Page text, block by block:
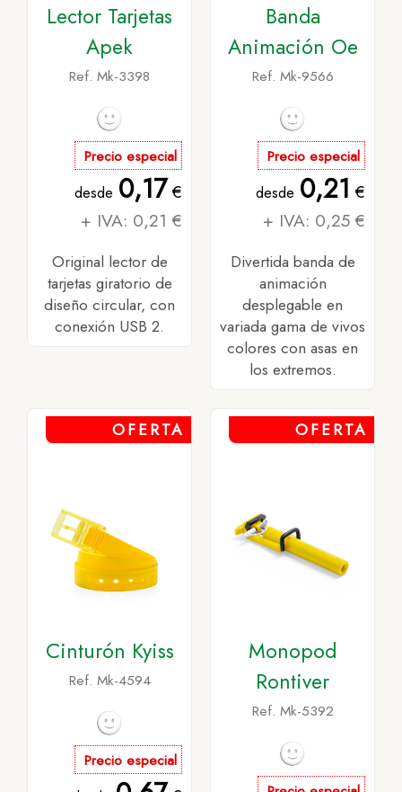
Lector Tarjetas
Apek
Ref. Mk-3398
Precio especial
desde 0,17 €
+ IVA: 0,21 €
Original lector de
tarjetas giratorio de
diseño circular, con
conexión USB 2.
Banda
Animación Oe
Ref. Mk-9566
Precio especial
desde 0,21 €
+ IVA: 0,25 €
Divertida banda de
animación
desplegable en
variada gama de vivos
colores con asas en
los extremos.
OFERTA
Cinturón Kyiss
Ref. Mk-4594
Precio especial
OFERTA
Monopod
Rontiver
Ref. Mk-5392